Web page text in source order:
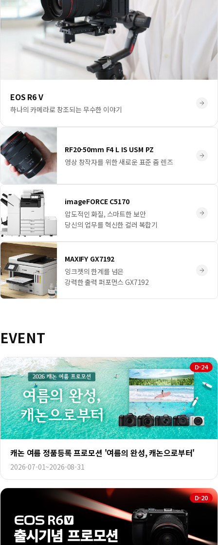
EOS R6 V
하나의 카메라로 창조되는 무수한 이야기
RF20-50mm F4 L IS USM PZ
영상 창작자를 위한 새로운 표준 줌 렌즈
imageFORCE C5170
압도적인 화질, 스마트한 보안
당신의 업무를 혁신한 컬러 복합기
MAXIFY GX7192
잉크젯의 한계를 넘은
강력한 출력 퍼포먼스 GX7192
EVENT
D-24
캐논 여름 정품등록 프로모션 '여름의 완성, 캐논으로부터'
2026-07-01~2026-08-31
D-20